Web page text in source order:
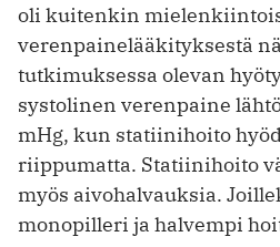
oli kuitenkin
verenpainelääkityksestä
tutkimuksessa olevan
systolinen verenpaine
mHg, kun statiinihoito
riippumatta. Statiinihoito
myös aivohalvauksia.
monopilleri ja halvempi